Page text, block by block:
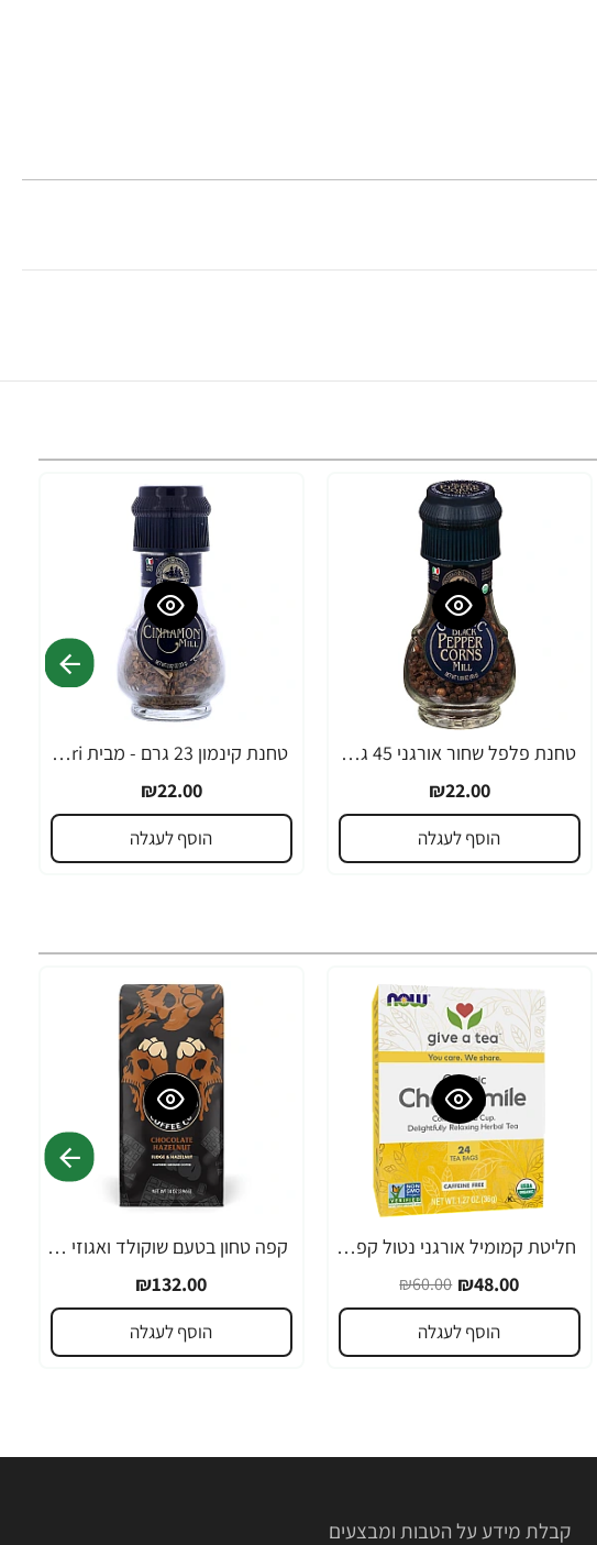
טחנת פלפל שחור אורגני 45 גרם - מבית Drogheria & Alimentari
₪22.00
הוסף לעגלה
טחנת קינמון 23 גרם - מבית Drogheria & Alimentari
₪22.00
הוסף לעגלה
-20%
חליטת קמומיל אורגני נטול קפאין 24 שקיקי תה - מבית NOW FOODS
₪48.00
₪60.00
הוסף לעגלה
קפה טחון בטעם שוקולד ואגוזי לוז 283 גרם - מבית Death Wish Coffee
₪132.00
הוסף לעגלה
קבלת מידע על הטבות ומבצעים